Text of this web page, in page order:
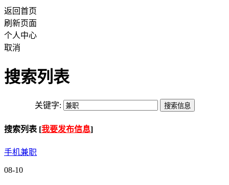
返回首页
刷新页面
个人中心
取消
搜索列表
关键字:
搜索列表 [我要发布信息]
手机兼职
08-10